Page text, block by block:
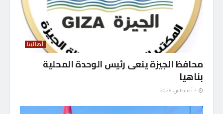
أهالينا
محافظ الجيزة ينعى رئيس الوحدة المحلية
بناهيا